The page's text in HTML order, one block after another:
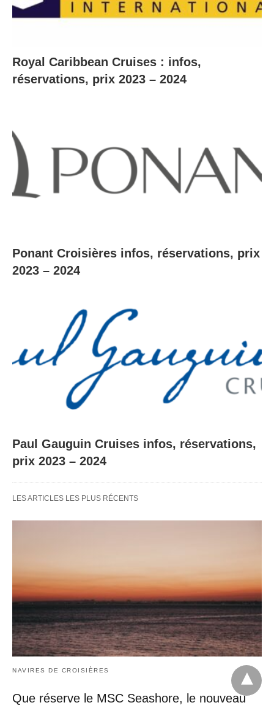
Royal Caribbean Cruises : infos,
réservations, prix 2023 – 2024
Ponant Croisières infos, réservations, prix
2023 – 2024
Paul Gauguin Cruises infos, réservations,
prix 2023 – 2024
LES ARTICLES LES PLUS RÉCENTS
NAVIRES DE CROISIÈRES
Que réserve le MSC Seashore, le nouveau